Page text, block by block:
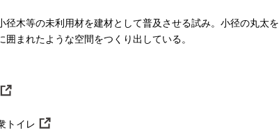
径木等の未利用材を建材として普及させる試み。小径の丸太を
まれたような空間をつくり出している。
トイレ